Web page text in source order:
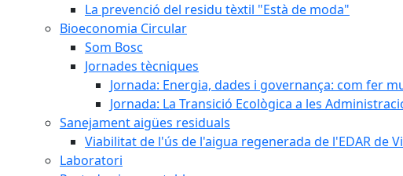
La prevenció del residu tèxtil "Està de moda"
Bioeconomia Circular
Som Bosc
Jornades tècniques
Jornada: Energia, dades i governança: com fer
Jornada: La Transició Ecològica a les
Sanejament aigües residuals
Viabilitat de l'ús de l'aigua regenerada de l'EDAR de
Laboratori